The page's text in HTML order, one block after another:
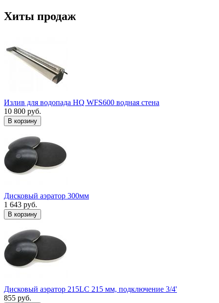
Хиты продаж
Излив для водопада HQ WFS600 водная стена
10 800 руб.
В корзину
Дисковый аэратор 300мм
1 643 руб.
В корзину
Дисковый аэратор 215LC 215 мм, подключение 3/4'
855 руб.